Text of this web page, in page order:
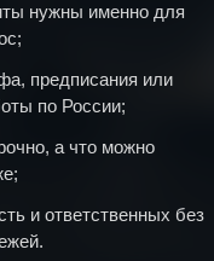
нужны именно для
предписания или
по России;
а что можно
и ответственных без